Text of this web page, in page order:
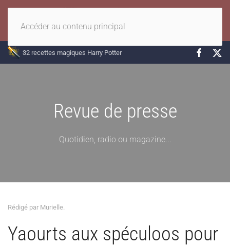
Accéder au contenu principal
32 recettes magiques Harry Potter
Revue de presse
Quotidien, radio ou magazine...
Rédigé par Murielle.
Yaourts aux spéculoos pour